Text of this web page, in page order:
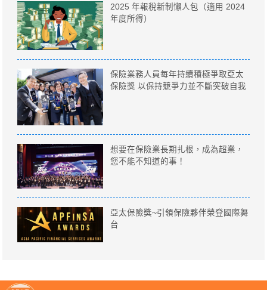
2025 年報稅新制懶人包（適用 2024
年度所得）
保險業務人員每年持續積極爭取亞太
保險獎 以保持競爭力並不斷突破自我
想要在保險業長期扎根，成為超業，
您不能不知道的事！
亞太保險獎~引領保險夥伴榮登國際舞
台